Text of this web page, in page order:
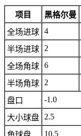
项目 黑格尔曼
全场进球 4
半场进球 2
全场角球 6
半场角球 2
盘口 -1.0
大小球盘 2.5
10.5